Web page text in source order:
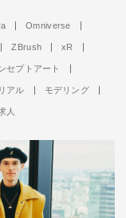
Omniverse
ZBrush xR
セプトアート
アル モデリング
人